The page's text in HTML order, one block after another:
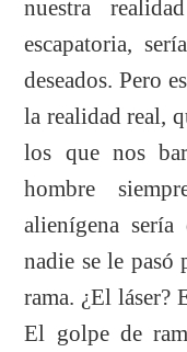
nuestra
escapatoria,
deseados. Pero
la realidad real,
los que nos
hombre
alienígena
nadie se le pasó
rama. ¿El láser?
El golpe de